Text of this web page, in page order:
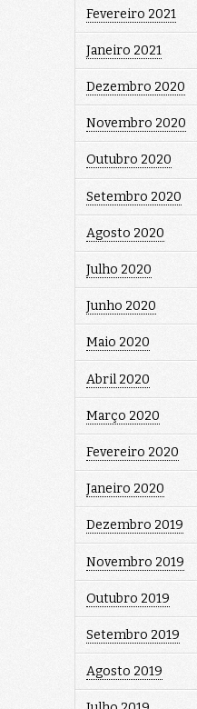
Fevereiro 2021
Janeiro 2021
Dezembro 2020
Novembro 2020
Outubro 2020
Setembro 2020
Agosto 2020
Julho 2020
Junho 2020
Maio 2020
Abril 2020
Março 2020
Fevereiro 2020
Janeiro 2020
Dezembro 2019
Novembro 2019
Outubro 2019
Setembro 2019
Agosto 2019